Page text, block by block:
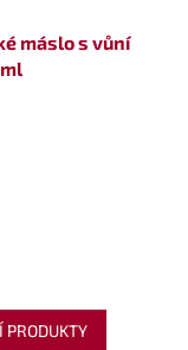
máslo s vůní
PRODUKTY